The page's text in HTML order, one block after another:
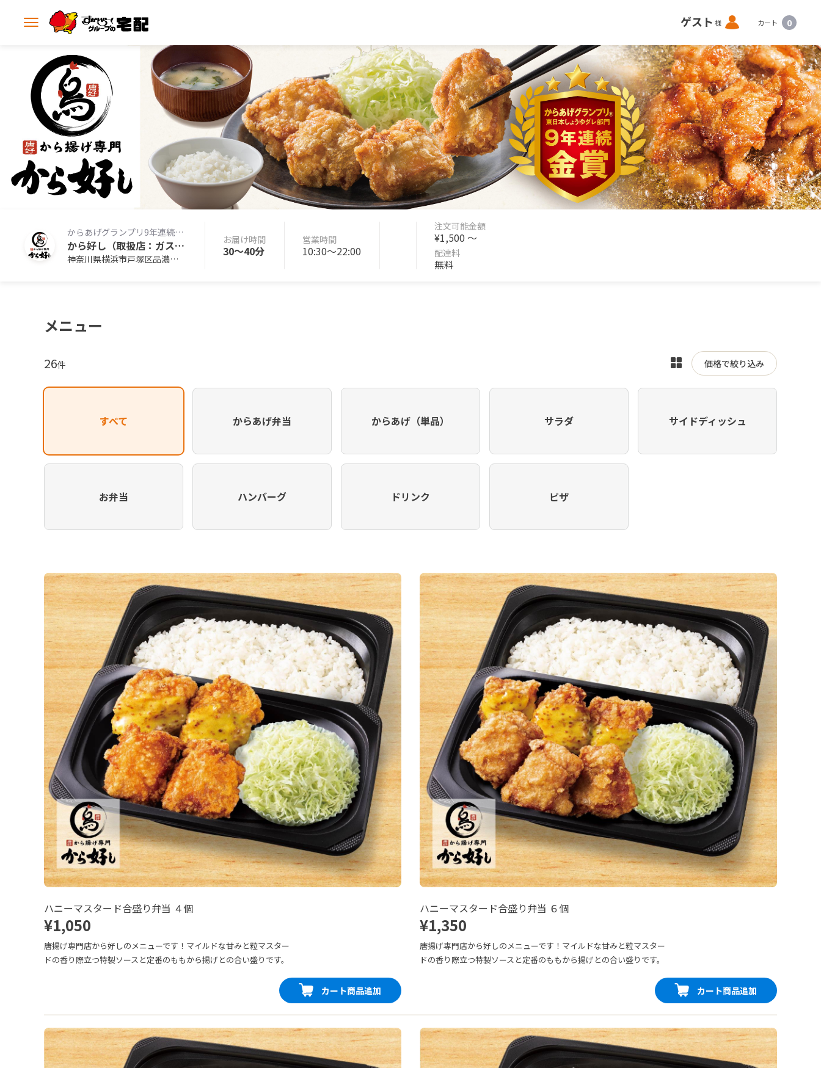
メ
ー
を
開
く
ゲスト 様 ロ
グ
イ
ン
カート 0
からあげグランプリ9年連続金賞の本格からあげ専門店の味をお届けします。
から好し（取扱店：ガスト東戸塚店）
神奈川県横浜市戸塚区品濃町548-2
お届け時間
30〜40分
営業時間
10:30〜22:00
注文可能金額
¥1,500 〜
配達料
無料
メニュー
26件
表
り
え
価格で絞り込み
すべて からあげ弁当 からあげ（単品） サラダ サイドディッシュ
お弁当 ハンバーグ ドリンク ピザ
ハニーマスタード合盛り弁当 ４個
¥1,050
唐揚げ専門店から好しのメニューです！マイルドな甘みと粒マスター
ドの香り際立つ特製ソースと定番のももから揚げとの合い盛りです。
カート商品追加
ハニーマスタード合盛り弁当 ６個
¥1,350
唐揚げ専門店から好しのメニューです！マイルドな甘みと粒マスター
ドの香り際立つ特製ソースと定番のももから揚げとの合い盛りです。
カート商品追加